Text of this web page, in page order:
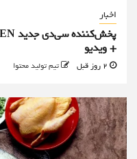
اخبار
+ ویدیو
تیم تولید محتوا